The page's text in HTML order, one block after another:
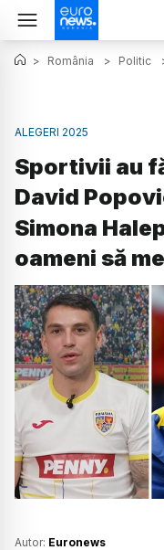
> România > Politic
ALEGERI 2025
Sportivii au
David
Simona
oameni să
Autor: Euronews